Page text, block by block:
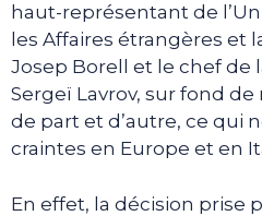
haut-représentant de
les Affaires étrangères et
Josep Borell et le chef de
Sergeï Lavrov, sur fond
de part et d’autre, ce qui
craintes en Europe et en
En effet, la décision prise